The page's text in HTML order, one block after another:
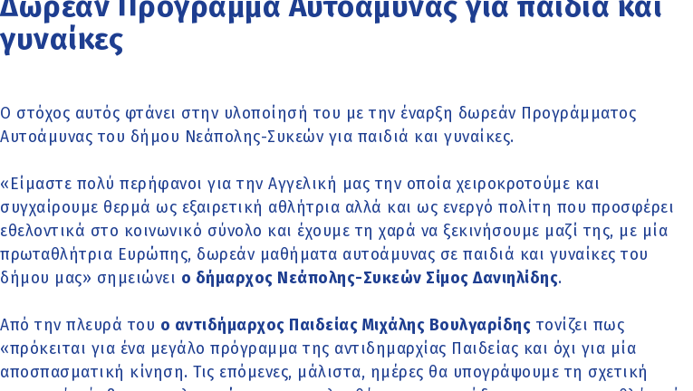
γυναίκες
Ο στόχος αυτός φτάνει στην υλοποίησή του με την έναρξη δωρεάν Προγράμματος
Αυτοάμυνας του δήμου Νεάπολης-Συκεών για παιδιά και γυναίκες.
«Είμαστε πολύ περήφανοι για την Αγγελική μας την οποία χειροκροτούμε και
συγχαίρουμε θερμά ως εξαιρετική αθλήτρια αλλά και ως ενεργό πολίτη που προσφέρει
εθελοντικά στο κοινωνικό σύνολο και έχουμε τη χαρά να ξεκινήσουμε μαζί της, με μία
πρωταθλήτρια Ευρώπης, δωρεάν μαθήματα αυτοάμυνας σε παιδιά και γυναίκες του
δήμου μας» σημειώνει ο δήμαρχος Νεάπολης-Συκεών Σίμος Δανιηλίδης.
Από την πλευρά του ο αντιδήμαρχος Παιδείας Μιχάλης Βουλγαρίδης τονίζει πως
«πρόκειται για ένα μεγάλο πρόγραμμα της αντιδημαρχίας Παιδείας και όχι για μία
αποσπασματική κίνηση. Τις επόμενες, μάλιστα, ημέρες θα υπογράψουμε τη σχετική